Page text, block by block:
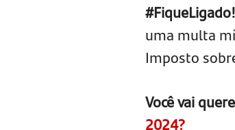
#FiqueLigado!
uma multa
Imposto
Você vai
2024?